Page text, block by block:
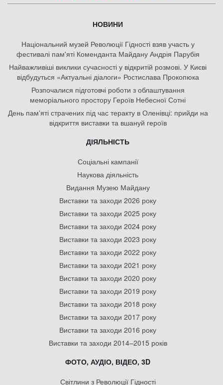
НОВИНИ
Національний музей Революції Гідності взяв участь у
фестивалі пам'яті Коменданта Майдану Андрія Парубія
Найважливіші виклики сучасності у відкритій розмові. У Києві
відбудуться «Актуальні діалоги» Ростислава Прокопюка
Розпочалися підготовчі роботи з облаштування
меморіального простору Героїв Небесної Сотні
День памʼяті страчених під час теракту в Оленівці: прийди на
відкриття виставки та вшануй героїв
ДІЯЛЬНІСТЬ
Соціальні кампанії
Наукова діяльність
Видання Музею Майдану
Виставки та заходи 2026 року
Виставки та заходи 2025 року
Виставки та заходи 2024 року
Виставки та заходи 2023 року
Виставки та заходи 2022 року
Виставки та заходи 2021 року
Виставки та заходи 2020 року
Виставки та заходи 2019 року
Виставки та заходи 2018 року
Виставки та заходи 2017 року
Виставки та заходи 2016 року
Виставки та заходи 2014–2015 років
ФОТО, АУДІО, ВІДЕО, 3D
Світлини з Революції Гідності